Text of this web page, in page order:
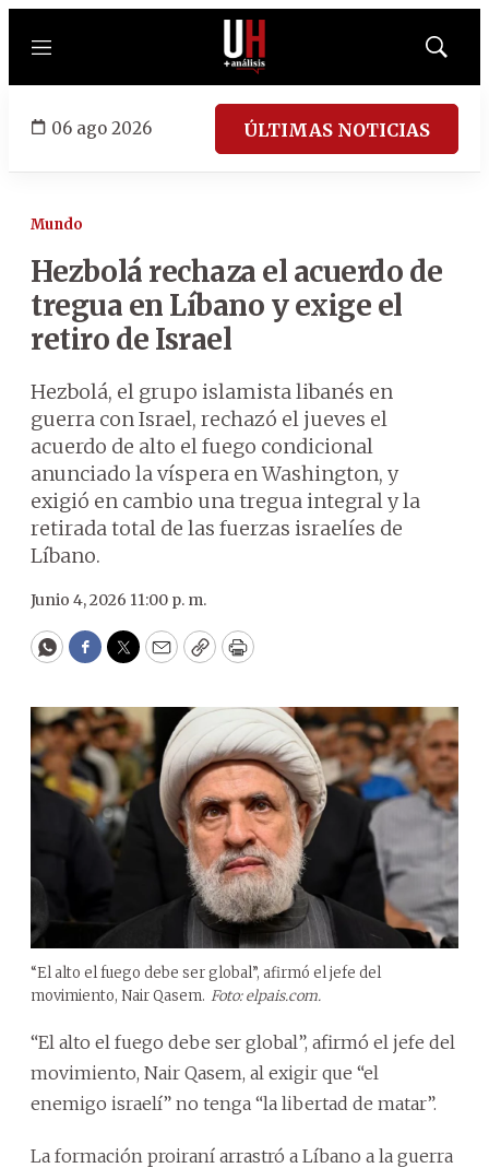
Menú
Mostrar
06 ago 2026 ÚLTIMAS NOTICIAS
Mundo
Hezbolá rechaza el acuerdo de
tregua en Líbano y exige el
retiro de Israel
Hezbolá, el grupo islamista libanés en
guerra con Israel, rechazó el jueves el
acuerdo de alto el fuego condicional
anunciado la víspera en Washington, y
exigió en cambio una tregua integral y la
retirada total de las fuerzas israelíes de
Líbano.
Junio 4, 2026 11:00 p. m.
WhatsApp
Facebook
Twitter
EmailCopyPrint
“El alto el fuego debe ser global”, afirmó el jefe del
movimiento, Nair Qasem. Foto: elpais.com.
“El alto el fuego debe ser global”, afirmó el jefe del
movimiento, Nair Qasem, al exigir que “el
enemigo israelí” no tenga “la libertad de matar”.
La formación proiraní arrastró a Líbano a la guerra